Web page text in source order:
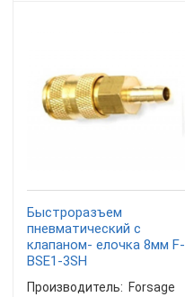
Быстроразъем
пневматический с
клапаном- елочка 8мм F-
BSE1-3SH
Производитель: Forsage